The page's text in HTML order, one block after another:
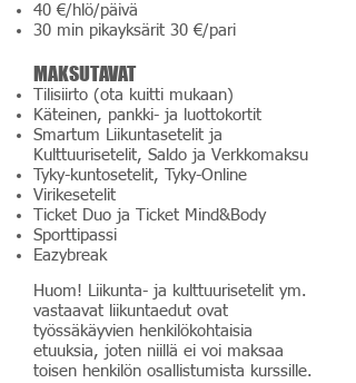
40 €/hlö/päivä
30 min pikayksärit 30 €/pari
MAKSUTAVAT
Tilisiirto (ota kuitti mukaan)
Käteinen, pankki- ja luottokortit
Smartum Liikuntasetelit ja
Kulttuurisetelit, Saldo ja Verkkomaksu
Tyky-kuntosetelit, Tyky-Online
Virikesetelit
Ticket Duo ja Ticket Mind&Body
Sporttipassi
Eazybreak
Huom! Liikunta- ja kulttuurisetelit ym.
vastaavat liikuntaedut ovat
työssäkäyvien henkilökohtaisia
etuuksia, joten niillä ei voi maksaa
toisen henkilön osallistumista kurssille.